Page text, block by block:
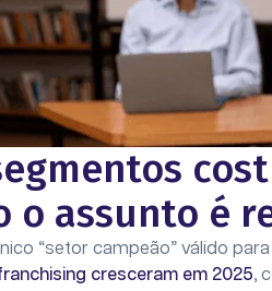
o assunto é
“setor campeão” válido
cresceram em 2025,